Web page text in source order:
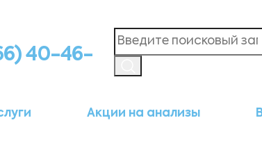
40-46-
Акции на анализы